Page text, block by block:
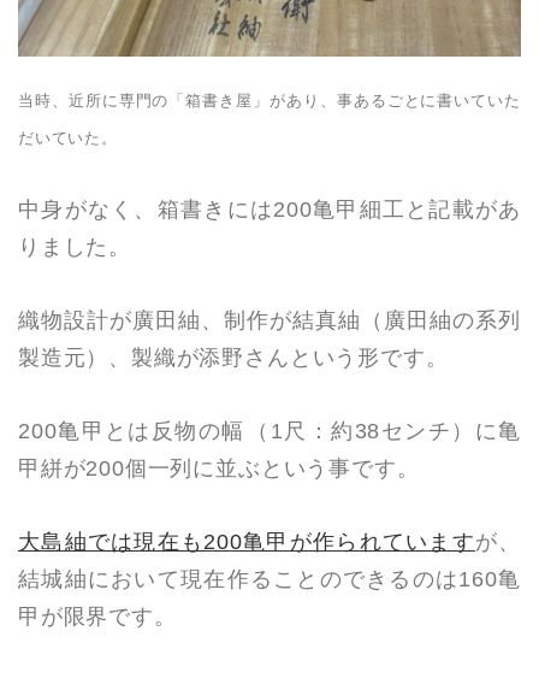
当時、近所に専門の「箱書き屋」があり、事あるごとに書いていた
だいていた。
中身がなく、箱書きには200亀甲細工と記載があ
りました。
織物設計が廣田紬、制作が結真紬（廣田紬の系列
製造元）、製織が添野さんという形です。
200亀甲とは反物の幅（1尺：約38センチ）に亀
甲絣が200個一列に並ぶという事です。
大島紬では現在も200亀甲が作られていますが、
結城紬において現在作ることのできるのは160亀
甲が限界です。